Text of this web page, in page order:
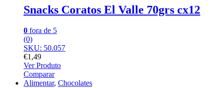
Snacks Coratos El Valle 70grs cx12
0 fora de 5
(0)
SKU: 50.057
€1,49
Ver Produto
Comparar
Alimentar, Chocolates